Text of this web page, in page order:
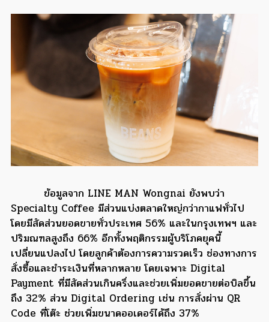
ข้อมูลจาก LINE MAN Wongnai ยังพบว่า
Specialty Coffee มีส่วนแบ่งตลาดใหญ่กว่ากาแฟทั่วไป
โดยมีสัดส่วนยอดขายทั่วประเทศ 56% และในกรุงเทพฯ และ
ปริมณฑลสูงถึง 66% อีกทั้งพฤติกรรมผู้บริโภคยุคนี้
เปลี่ยนแปลงไป โดยลูกค้าต้องการความรวดเร็ว ช่องทางการ
สั่งซื้อและชำระเงินที่หลากหลาย โดยเฉพาะ Digital
Payment ที่มีสัดส่วนเกินครึ่งและช่วยเพิ่มยอดขายต่อบิลขึ้น
ถึง 32% ส่วน Digital Ordering เช่น การสั่งผ่าน QR
Code ที่โต๊ะ ช่วยเพิ่มขนาดออเดอร์ได้ถึง 37%